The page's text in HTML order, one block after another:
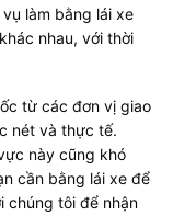
làm bằng lái xe
nhau, với thời
từ các đơn vị giao
nét và thực tế.
này cũng khó
cần bằng lái xe để
chúng tôi để nhận